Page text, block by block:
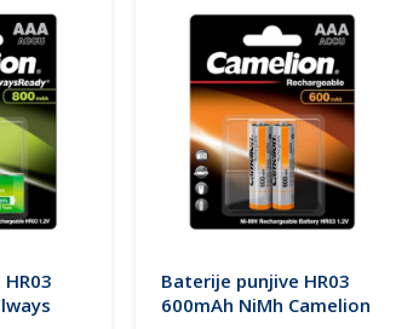
Baterije punjive HR03
600mAh NiMh Camelion